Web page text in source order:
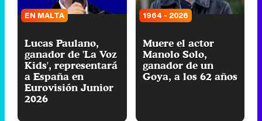
EN MALTA
Lucas Paulano,
ganador de 'La Voz
Kids', representará
a España en
Eurovisión Junior
2026
1964 - 2026
Muere el actor
Manolo Solo,
ganador de un
Goya, a los 62 años